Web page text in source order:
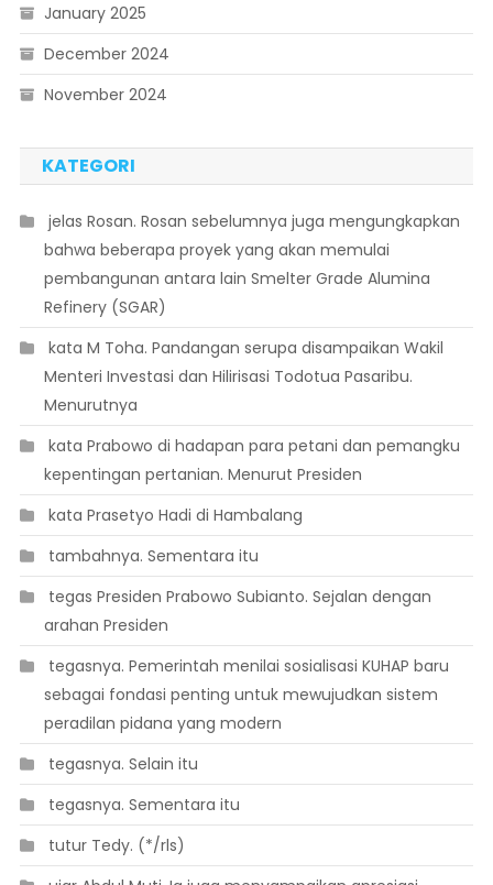
January 2025
December 2024
November 2024
KATEGORI
 jelas Rosan. Rosan sebelumnya juga mengungkapkan
bahwa beberapa proyek yang akan memulai
pembangunan antara lain Smelter Grade Alumina
Refinery (SGAR)
 kata M Toha. Pandangan serupa disampaikan Wakil
Menteri Investasi dan Hilirisasi Todotua Pasaribu.
Menurutnya
 kata Prabowo di hadapan para petani dan pemangku
kepentingan pertanian. Menurut Presiden
 kata Prasetyo Hadi di Hambalang
 tambahnya. Sementara itu
 tegas Presiden Prabowo Subianto. Sejalan dengan
arahan Presiden
 tegasnya. Pemerintah menilai sosialisasi KUHAP baru
sebagai fondasi penting untuk mewujudkan sistem
peradilan pidana yang modern
 tegasnya. Selain itu
 tegasnya. Sementara itu
 tutur Tedy. (*/rls)